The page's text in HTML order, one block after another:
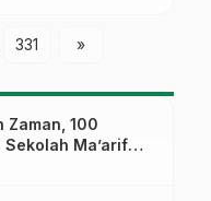
331 »
Zaman, 100
Ma’arif
Literasi